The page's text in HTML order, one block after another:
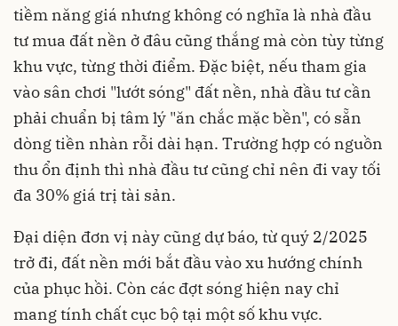
tiềm năng giá nhưng không có nghĩa là nhà đầu
tư mua đất nền ở đâu cũng thắng mà còn tùy từng
khu vực, từng thời điểm. Đặc biệt, nếu tham gia
vào sân chơi "lướt sóng" đất nền, nhà đầu tư cần
phải chuẩn bị tâm lý "ăn chắc mặc bền", có sẵn
dòng tiền nhàn rỗi dài hạn. Trường hợp có nguồn
thu ổn định thì nhà đầu tư cũng chỉ nên đi vay tối
đa 30% giá trị tài sản.
Đại diện đơn vị này cũng dự báo, từ quý 2/2025
trở đi, đất nền mới bắt đầu vào xu hướng chính
của phục hồi. Còn các đợt sóng hiện nay chỉ
mang tính chất cục bộ tại một số khu vực.